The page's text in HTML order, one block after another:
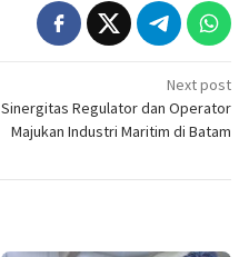
Next post
Sinergitas Regulator dan Operator
Majukan Industri Maritim di Batam